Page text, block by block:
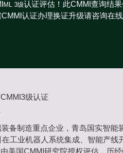
ML 3级认证评估！此CMMI查询结
认证办理换证升级请咨询在
级认证
备制造重点企业，青岛国实智能
工业机器人系统集成、智能产线
美国CMMI研究院授权评估，历